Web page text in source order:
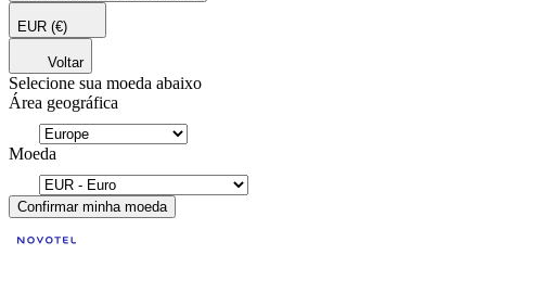
EUR (€)
Voltar
Selecione sua moeda abaixo
Área geográfica
Moeda
Confirmar minha moeda